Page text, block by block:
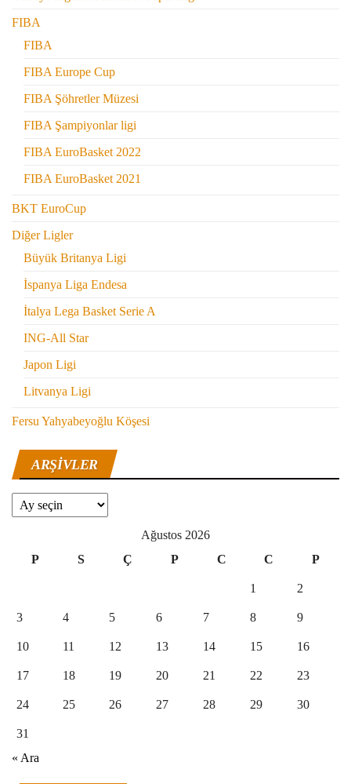
FIBA
FIBA
FIBA Europe Cup
FIBA Şöhretler Müzesi
FIBA Şampiyonlar ligi
FIBA EuroBasket 2022
FIBA EuroBasket 2021
BKT EuroCup
Diğer Ligler
Büyük Britanya Ligi
İspanya Liga Endesa
İtalya Lega Basket Serie A
ING-All Star
Japon Ligi
Litvanya Ligi
Fersu Yahyabeyoğlu Köşesi
ARŞIVLER
Arşivler
Ağustos 2026
P
S Ç P C C P
1 2
3 4 5 6 7 8 9
10 11 12 13 14 15 16
17 18 19 20 21 22 23
24 25 26 27 28 29 30
31
« Ara